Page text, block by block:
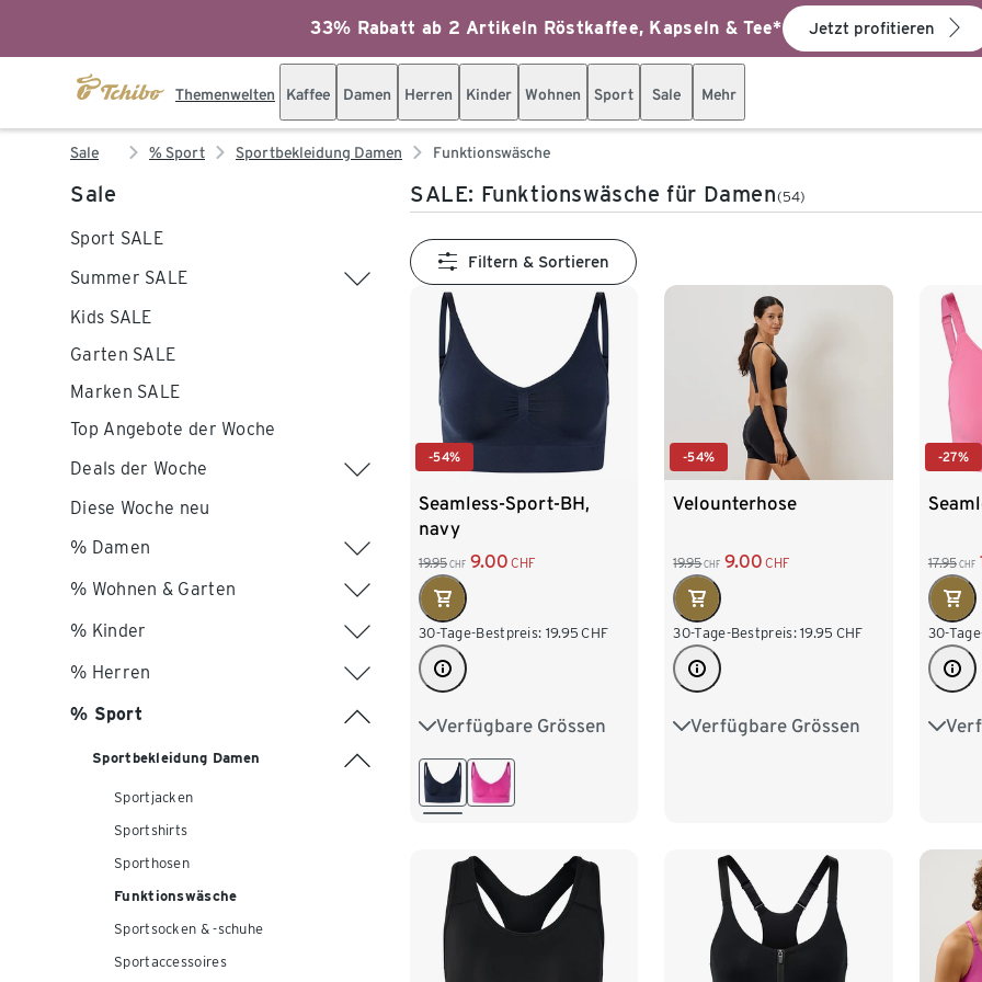
33% Rabatt ab 2 Artikeln Röstkaffee, Kapseln & Tee* Jetzt profitieren
Themenwelten Kaffee Damen Herren Kinder Wohnen Sport Sale Mehr
Sale % Sport Sportbekleidung Damen Funktionswäsche
Sale
Sport SALE
Summer SALE
Kids SALE
Garten SALE
Marken SALE
Top Angebote der Woche
Deals der Woche
Diese Woche neu
% Damen
% Wohnen & Garten
% Kinder
% Herren
% Sport
Sportbekleidung Damen
Sportjacken
Sportshirts
Sporthosen
Funktionswäsche
Sportsocken & -schuhe
Sportaccessoires
SALE: Funktionswäsche für Damen(54)
Filtern & Sortieren
-54%
Seamless-Sport-BH,
navy
19.95 CHF 9.00 CHF
30-Tage-Bestpreis: 19.95 CHF
Verfügbare Grössen
S 36/38 M 40/42
L 44/46
-54%
Velounterhose
19.95 CHF 9.00 CHF
30-Tage-Bestpreis: 19.95 CHF
Verfügbare Grössen
S 36/38 M 40/42
-27%
17.95 CHF
30-
S 36/